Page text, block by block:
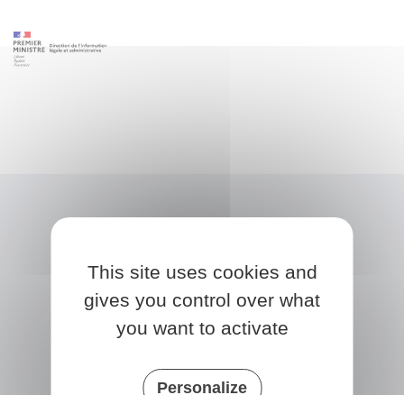
This site uses cookies and
gives you control over what
you want to activate
Personalize